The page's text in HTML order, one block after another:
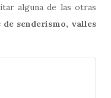
alguna de las otras
de senderismo, valles